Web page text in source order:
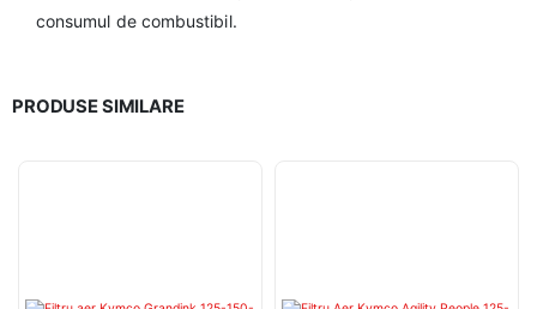
consumul de combustibil.
PRODUSE SIMILARE